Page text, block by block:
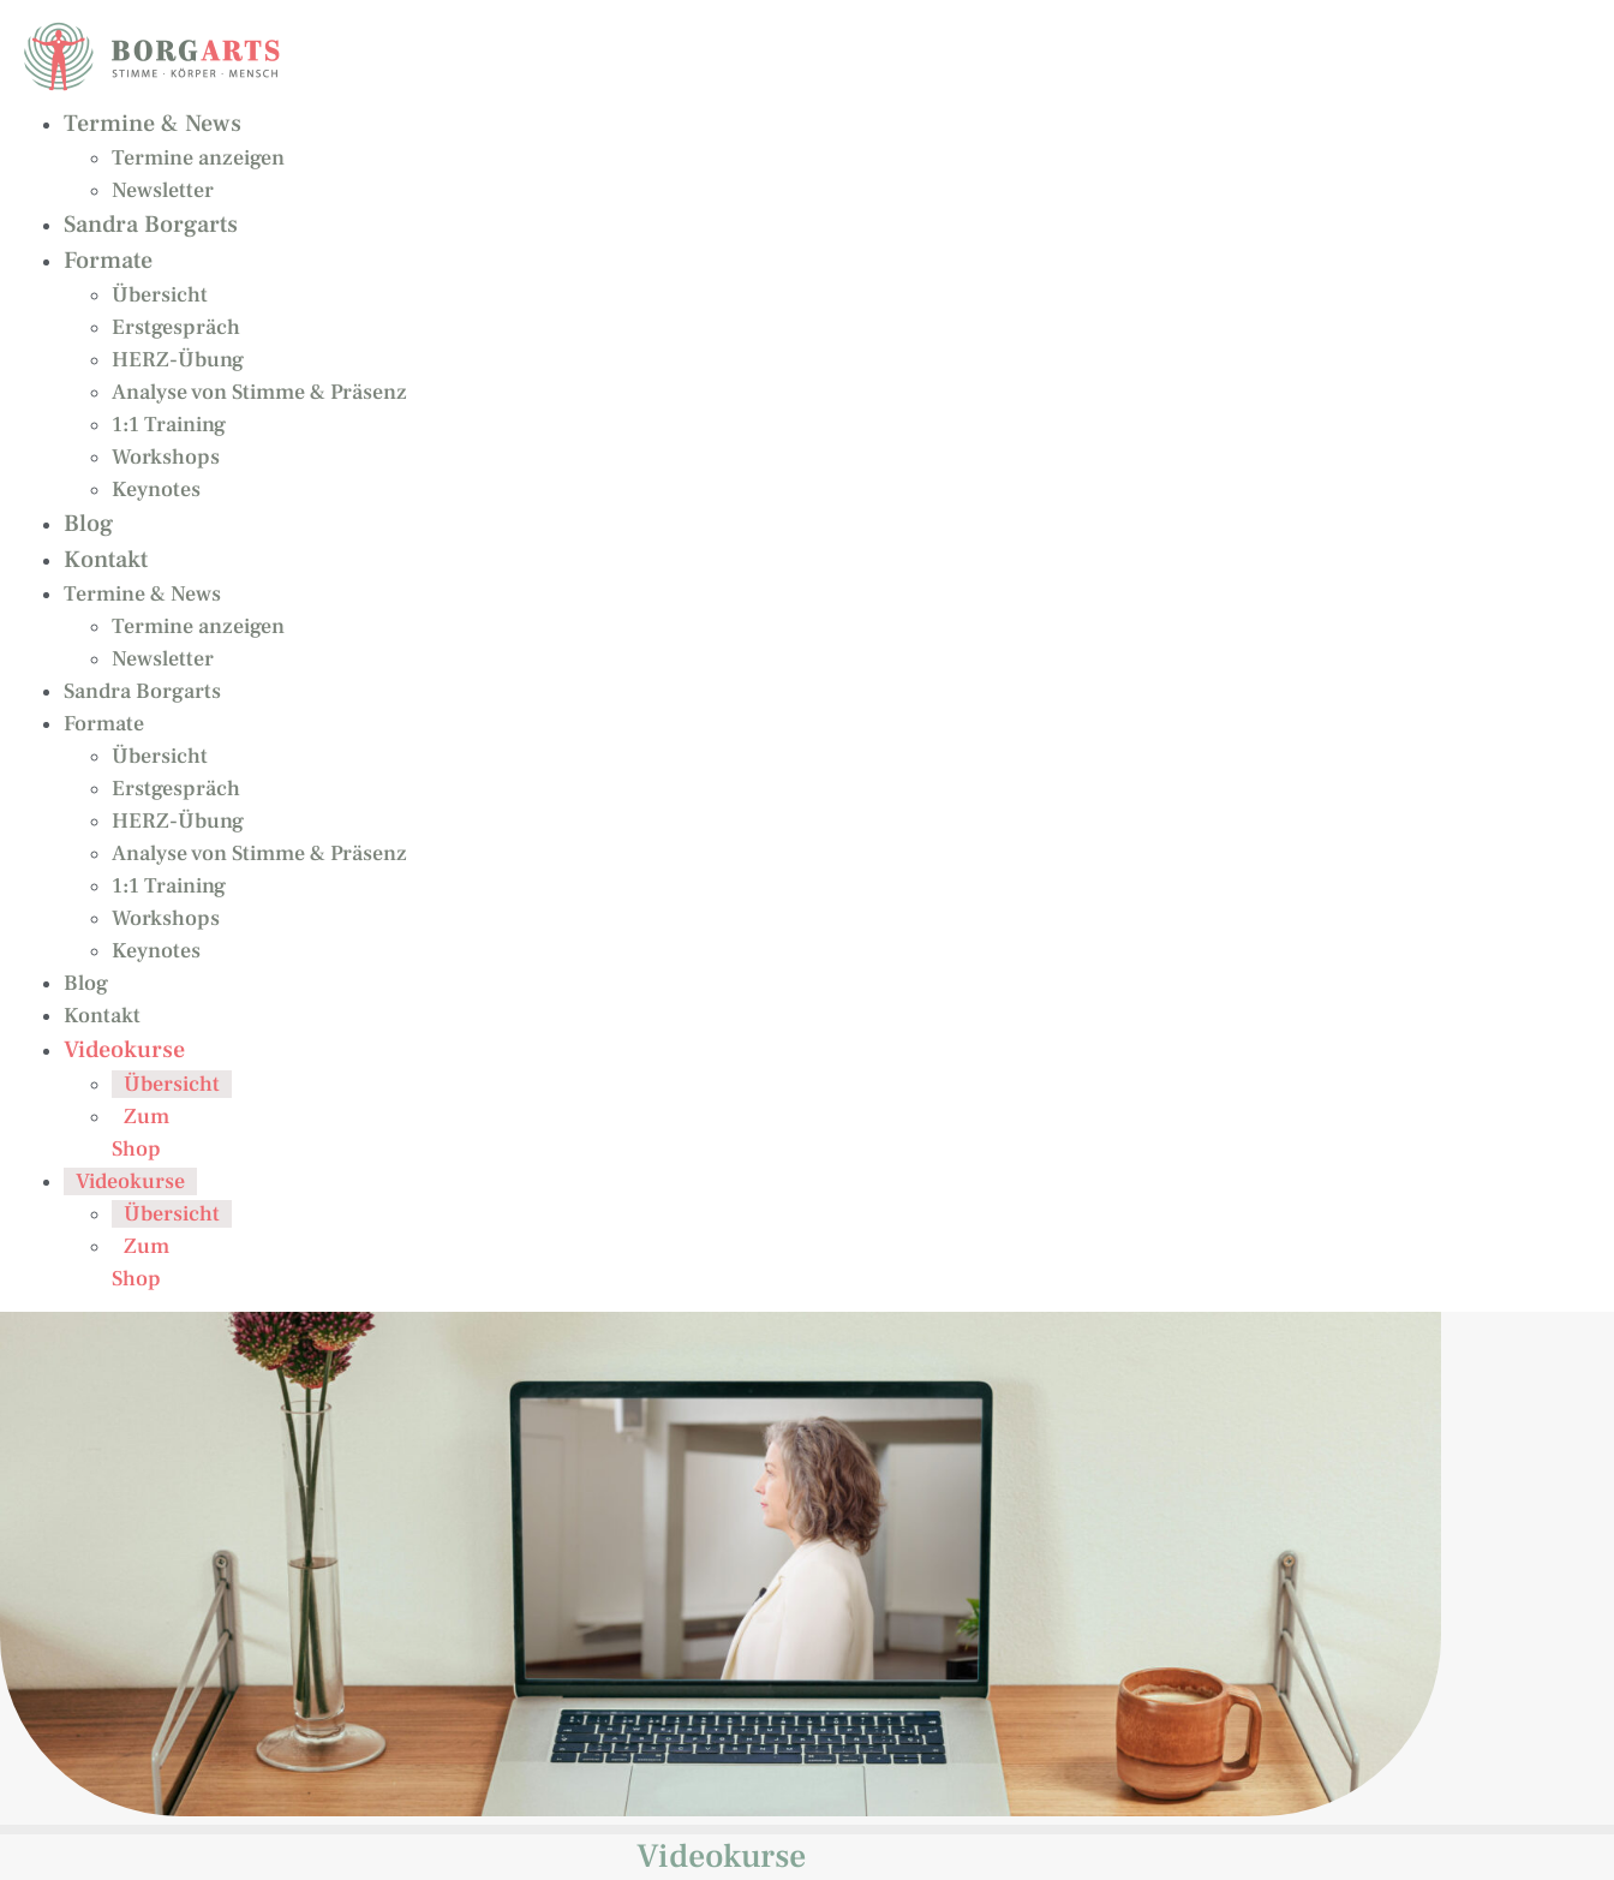
Inhalt
springen
Termine & News
Termine anzeigen
Newsletter
Sandra Borgarts
Formate
Übersicht
Erstgespräch
HERZ-Übung
Analyse von Stimme & Präsenz
1:1 Training
Workshops
Keynotes
Blog
Kontakt
Termine & News
Termine anzeigen
Newsletter
Sandra Borgarts
Formate
Übersicht
Erstgespräch
HERZ-Übung
Analyse von Stimme & Präsenz
1:1 Training
Workshops
Keynotes
Blog
Kontakt
Videokurse
Übersicht
Zum
Shop
Videokurse
Übersicht
Zum
Shop
Videokurse